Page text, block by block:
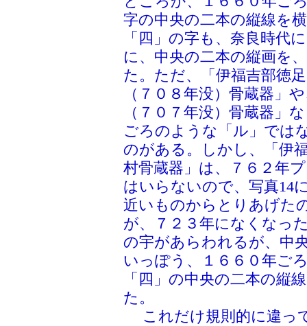
字の中央の二本の縦線を
「四」の字も、奈良時代
に、中央の二本の縦画を
た。ただ、「伊福吉部徳
（７０８年没）骨蔵器」
（７０７年没）骨蔵器」
ごろのような「ル」では
のがある。しかし、「伊
村骨蔵器」は、７６２年
はいらないので、写真14
近いものからとりあげた
が、７２３年になくなっ
の宇があらわれるが、中
いっぽう、１６６０年ご
「四」の中央の二本の縦
た。
これだけ規則的に違っ